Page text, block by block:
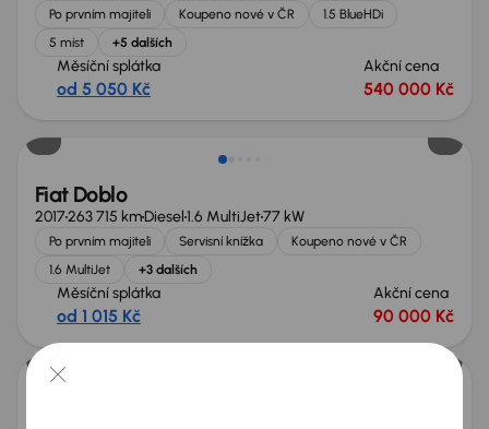
Po prvním majiteli Koupeno nové v ČR
1.5 BlueHDi
5 míst
+5 dalších
Měsíční splátka
od 5 050 Kč
Akční cena
540 000 Kč
Fiat Doblo
2017263 715 kmDiesel1.6 MultiJet77 kW
Po prvním majiteli Servisní knížka
Koupeno nové v ČR
1.6 MultiJet
+3 dalších
Měsíční splátka
od 1 015 Kč
Akční cena
90 000 Kč